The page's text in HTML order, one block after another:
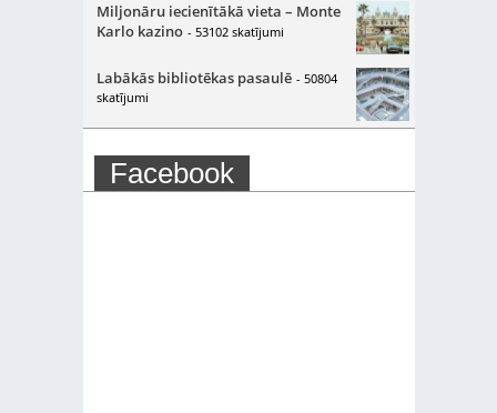
Miljonāru iecienītākā vieta – Monte
Karlo kazino - 53102 skatījumi
Labākās bibliotēkas pasaulē - 50804
skatījumi
Facebook